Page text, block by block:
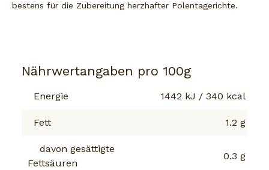
bestens für die Zubereitung herzhafter Polentagerichte.
Nährwertangaben pro 100g
Energie 1442 kJ / 340 kcal
Fett 1.2 g
davon gesättigte
Fettsäuren
0.3 g